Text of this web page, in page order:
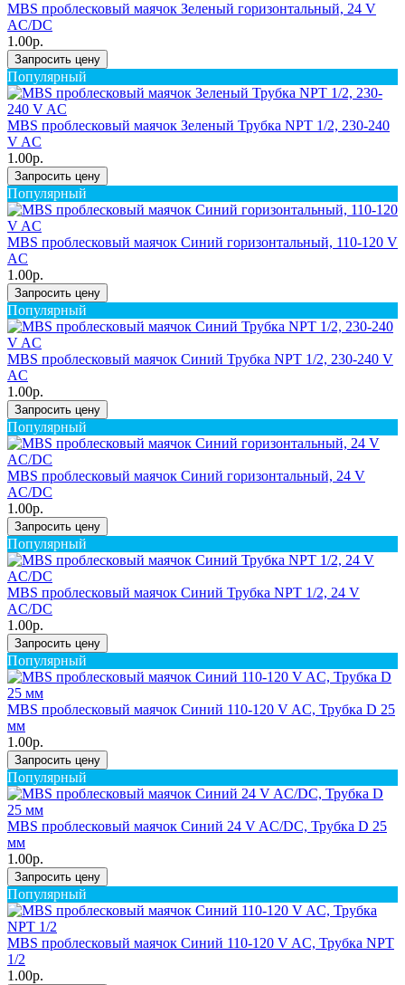
MBS проблесковый маячок Зеленый горизонтальный, 24 V
AC/DC
1.00р.
Запросить цену
Популярный
MBS проблесковый маячок Зеленый Трубка NPT 1/2, 230-240
V AC
1.00р.
Запросить цену
Популярный
MBS проблесковый маячок Синий горизонтальный, 110-120 V
AC
1.00р.
Запросить цену
Популярный
MBS проблесковый маячок Синий Трубка NPT 1/2, 230-240 V
AC
1.00р.
Запросить цену
Популярный
MBS проблесковый маячок Синий горизонтальный, 24 V
AC/DC
1.00р.
Запросить цену
Популярный
MBS проблесковый маячок Синий Трубка NPT 1/2, 24 V
AC/DC
1.00р.
Запросить цену
Популярный
MBS проблесковый маячок Синий 110-120 V AC, Трубка D 25
мм
1.00р.
Запросить цену
Популярный
MBS проблесковый маячок Синий 24 V AC/DC, Трубка D 25
мм
1.00р.
Запросить цену
Популярный
MBS проблесковый маячок Синий 110-120 V AC, Трубка NPT
1/2
1.00р.